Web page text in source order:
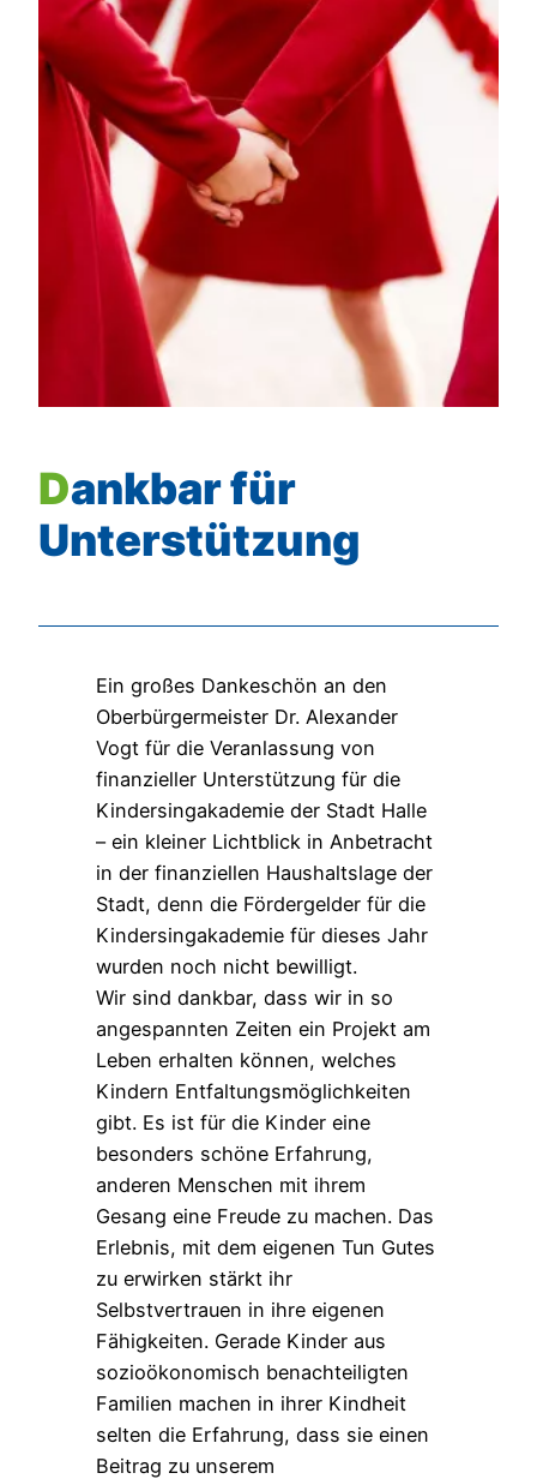
Dankbar für
Unterstützung
Ein großes Dankeschön an den
Oberbürgermeister Dr. Alexander
Vogt für die Veranlassung von
finanzieller Unterstützung für die
Kindersingakademie der Stadt Halle
– ein kleiner Lichtblick in Anbetracht
in der finanziellen Haushaltslage der
Stadt, denn die Fördergelder für die
Kindersingakademie für dieses Jahr
wurden noch nicht bewilligt.
Wir sind dankbar, dass wir in so
angespannten Zeiten ein Projekt am
Leben erhalten können, welches
Kindern Entfaltungsmöglichkeiten
gibt. Es ist für die Kinder eine
besonders schöne Erfahrung,
anderen Menschen mit ihrem
Gesang eine Freude zu machen. Das
Erlebnis, mit dem eigenen Tun Gutes
zu erwirken stärkt ihr
Selbstvertrauen in ihre eigenen
Fähigkeiten. Gerade Kinder aus
sozioökonomisch benachteiligten
Familien machen in ihrer Kindheit
selten die Erfahrung, dass sie einen
Beitrag zu unserem